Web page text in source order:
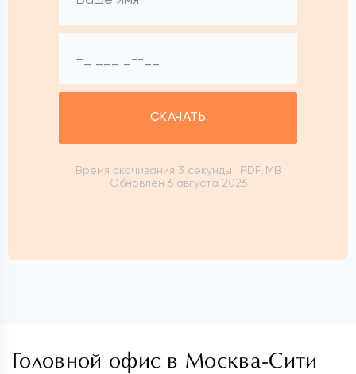
СКАЧАТЬ
Время скачивания 3 секунды
PDF, MB
Обновлен 6 августа 2026
Головной офис в Москва-Сити